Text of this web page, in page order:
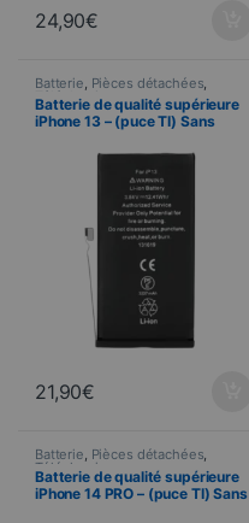
24,90€
Batterie Pièces détachées
Téléphonie
Batterie de qualité supérieure
iPhone 13 – (puce TI) Sans
21,90€
Batterie, Pièces détachées,
Téléphonie
Batterie de qualité supérieure
iPhone 14 PRO – (puce TI) Sans